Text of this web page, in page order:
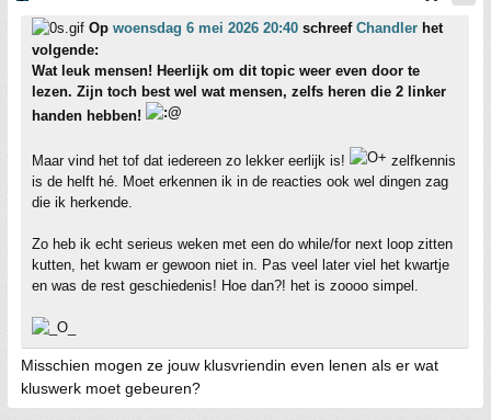
Op woensdag 6 mei 2026 20:40 schreef Chandler het
volgende:
Wat leuk mensen! Heerlijk om dit topic weer even door te
lezen. Zijn toch best wel wat mensen, zelfs heren die 2 linker
handen hebben!
Maar vind het tof dat iedereen zo lekker eerlijk is!
zelfkennis
is de helft hé. Moet erkennen ik in de reacties ook wel dingen zag
die ik herkende.
Zo heb ik echt serieus weken met een do while/for next loop zitten
kutten, het kwam er gewoon niet in. Pas veel later viel het kwartje
en was de rest geschiedenis! Hoe dan?! het is zoooo simpel.
Misschien mogen ze jouw klusvriendin even lenen als er wat
kluswerk moet gebeuren?